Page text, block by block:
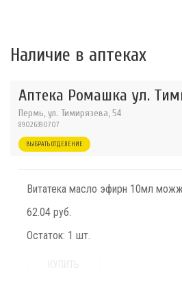
Наличие в аптеках
Аптека Ромашка ул.
Пермь, ул. Тимирязева, 54
89026390707
ВЫБРАТЬ ОТДЕЛЕНИЕ
Витатека масло эфирн 10мл
62.04 руб.
Остаток: 1 шт.